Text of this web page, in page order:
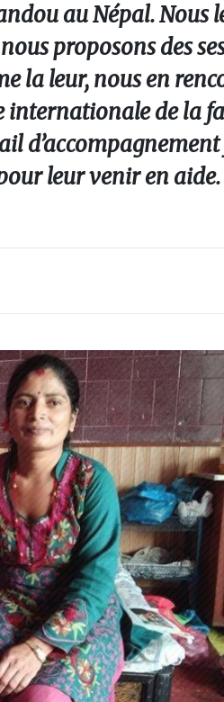
au Népal. Nous
proposons des
la leur, nous en
de la
leur venir en aide.